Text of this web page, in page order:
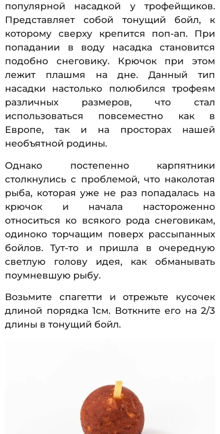
популярной насадкой у трофейщиков.
Представляет собой тонущий бойл, к
которому сверху крепится поп-ап. При
попадании в воду насадка становится
подобно снеговику. Крючок при этом
лежит плашмя на дне. Данный тип
насадки настолько полюбился трофеям
различных размеров, что стал
использоваться повсеместно как в
Европе, так и на просторах нашей
необъятной родины.
Однако постепенно карпятники
столкнулись с проблемой, что наколотая
рыба, которая уже не раз попадалась на
крючок и начала настороженно
относиться ко всякого рода снеговикам,
одиноко торчащим поверх рассыпанных
бойлов. Тут-то и пришла в очередную
светлую голову идея, как обманывать
поумневшую рыбу.
Возьмите спагетти и отрежьте кусочек
длиной порядка 1см. Воткните его на 2/3
длины в тонущий бойл.